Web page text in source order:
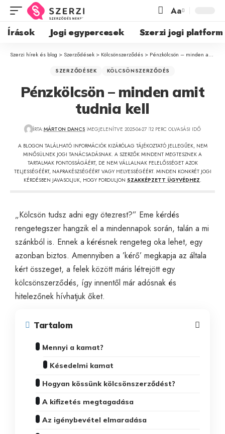
Aa
Írások Jogi egypercesek Szerzi jogi platform
Szerzi hírek és blog > Szerződések > Kölcsönszerződés > Pénzkölcsön – minden amit tudnia kell
SZERZŐDÉSEK KÖLCSÖNSZERZŐDÉS
Pénzkölcsön – minden amit
tudnia kell
ÍRTA:MÁRTON DANCS MEGJELENÍTVE 2025-04-27 12 PERC OLVASÁSI IDŐ
A BLOGON TALÁLHATÓ INFORMÁCIÓK KIZÁRÓLAG TÁJÉKOZTATÓ JELLEGŰEK, NEM
MINŐSÜLNEK JOGI TANÁCSADÁSNAK. A SZERZŐK MINDENT MEGTESZNEK A
TARTALMAK PONTOSSÁGÁÉRT, DE NEM VÁLLALNAK FELELŐSSÉGET AZOK
TELJESSÉGÉÉRT, NAPRAKÉSZSÉGÉÉRT VAGY HELYESSÉGÉÉRT. MINDEN KONKRÉT JOGI
KÉRDÉSBEN JAVASOLJUK, HOGY FORDULJON SZAKKÉPZETT ÜGYVÉDHEZ.
„Kölcsön tudsz adni egy ötezrest?” Eme kérdés
rengetegszer hangzik el a mindennapok során, talán a mi
szánkból is. Ennek a kérésnek rengeteg oka lehet, egy
azonban biztos. Amennyiben a ’kérő’ megkapja az általa
kért összeget, a felek között máris létrejött egy
kölcsönszerződés, így innentől már adósnak és
hitelezőnek hívhatjuk őket.
Tartalom
Mennyi a kamat?
Késedelmi kamat
Hogyan kössünk kölcsönszerződést?
A kifizetés megtagadása
Az igénybevétel elmaradása